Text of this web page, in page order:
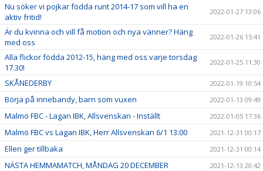
Nu söker vi pojkar födda runt 2014-17 som vill ha en
aktiv fritid!
2022-01-27 13:06
Är du kvinna och vill få motion och nya vänner? Häng
med oss
2022-01-26 15:41
Alla flickor födda 2012-15, häng med oss varje torsdag
17.30!
2022-01-25 11:30
SKÅNEDERBY 2022-01-19 10:54
Börja på innebandy, barn som vuxen 2022-01-13 09:49
Malmö FBC - Lagan IBK, Allsvenskan - Inställt 2022-01-05 17:36
Malmö FBC vs Lagan IBK, Herr Allsvenskan 6/1 13:00 2021-12-31 00:17
Ellen ger tillbaka 2021-12-31 00:14
NÄSTA HEMMAMATCH, MÅNDAG 20 DECEMBER 2021-12-13 20:42